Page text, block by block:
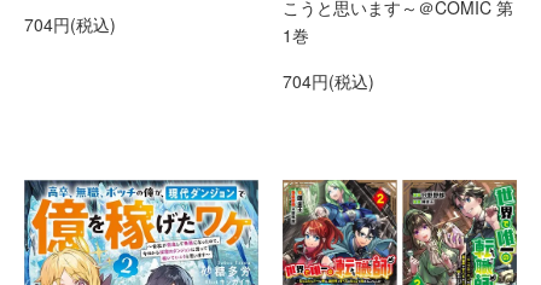
704円(税込)
こうと思います～＠COMIC 第
1巻
704円(税込)